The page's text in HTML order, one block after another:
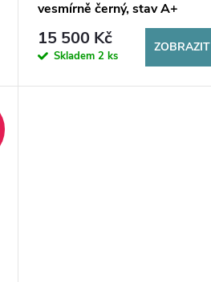
vesmírně černý, stav A+
15 500 Kč
Skladem2 ks
ZOBRAZIT